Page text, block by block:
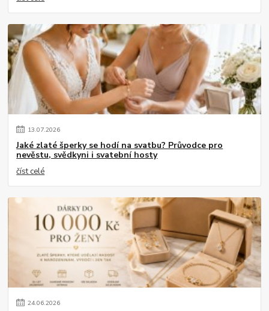
13.07.2026
Jaké zlaté šperky se hodí na svatbu? Průvodce pro
nevěstu, svědkyni i svatební hosty
číst celé
24.06.2026